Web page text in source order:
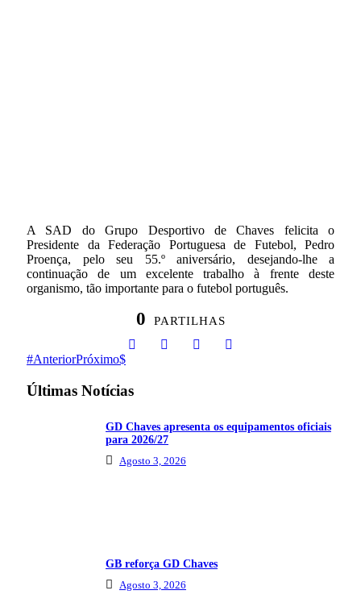
A SAD do Grupo Desportivo de Chaves felicita o
Presidente da Federação Portuguesa de Futebol, Pedro
Proença, pelo seu 55.º aniversário, desejando-lhe a
continuação de um excelente trabalho à frente deste
organismo, tão importante para o futebol português.
0 PARTILHAS
AnteriorPróximo
Últimas Notícias
GD Chaves apresenta os equipamentos oficiais
para 2026/27
Agosto 3, 2026
GB reforça GD Chaves
Agosto 3, 2026